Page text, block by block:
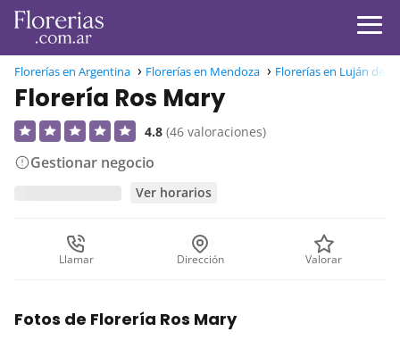
Florerías en Argentina Florerías en Mendoza Florerías en Luján de
Florería Ros Mary
4.8 (46 valoraciones)
Gestionar negocio
Ver horarios
Llamar Dirección Valorar
Fotos de Florería Ros Mary